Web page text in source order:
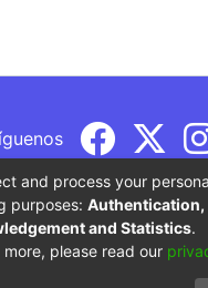
del Ministerio de
and process your
purposes: Authentication,
and Statistics.
more, please read our